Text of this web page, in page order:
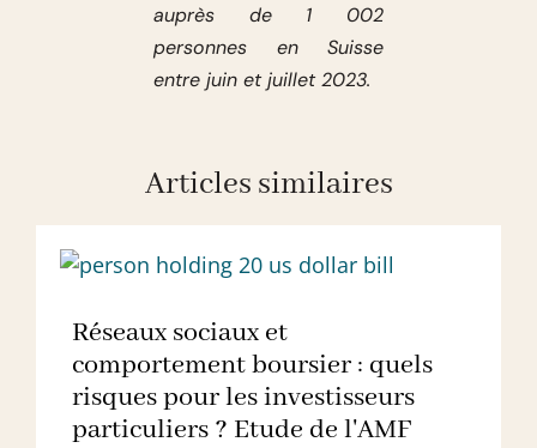
auprès de 1 002
personnes en Suisse
entre juin et juillet 2023.
Articles similaires
Réseaux sociaux et
comportement boursier : quels
risques pour les investisseurs
particuliers ? Etude de l'AMF